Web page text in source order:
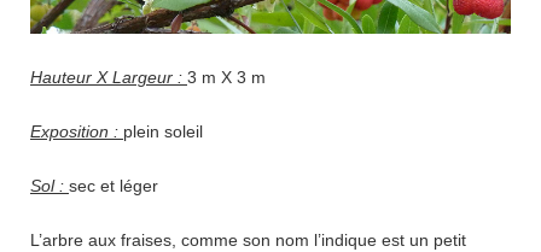
Hauteur X Largeur : 3 m X 3 m
Exposition : plein soleil
Sol : sec et léger
L’arbre aux fraises, comme son nom l’indique est un petit